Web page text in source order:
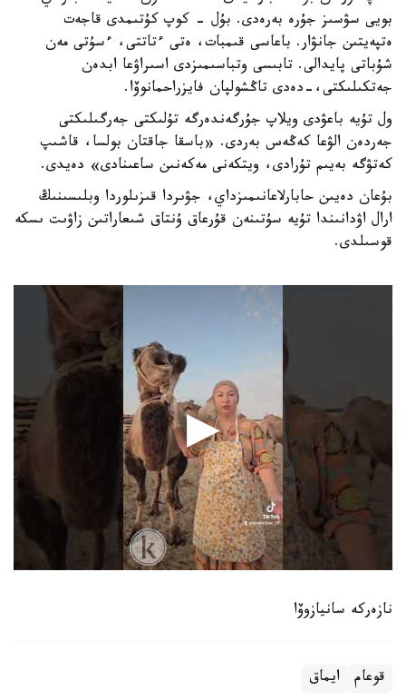
بويى سۋسىز جۇرە بەرەدى. بۇل - كوپ كۇتىمدى قاجەت
ەتپەيتىن جانۋار. باعاسى قىمبات، ەتى ءتاتتى، ءسۇتى مەن
شۇباتى پايدالى. تابىسى وتباسىمىزدى اسىراۋعا ابدەن
جەتكىلىكتى،-دەدى تاڭشولپان فايزراحمانوۆا.
ول تۇيە باعۋدى ويلاپ جۇرگەندەرگە تۇلىكتى جەرگىلىكتى
جەردەن الۋعا كەڭەس بەردى. «باسقا جاقتان بولسا، قاشىپ
كەتۋگە بەيىم تۇرادى، ويتكەنى مەكەنىن ساعىنادى» دەيدى.
بۇعان دەيىن حابارلاعانىمىزداي، جۋىردا قىزىلوردا وبلىسىنىڭ
ارال اۋدانىندا تۇيە سۇتىنەن قۇرعاق ۇنتاق شىعاراتىن زاۋىت ىسكە
قوسىلدى.
نازەركە سانيازوۆا
قوعام ايماق